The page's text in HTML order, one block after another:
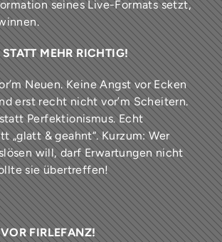
seines Live-Formats setzt,
MEHR RICHTIG!
Neuen. Keine Angst vor Ecken
erst recht nicht vor’m Scheitern.
Perfektionismus. Echt
„glatt & geahnt“. Kurzum: Wer
will, darf Erwartungen nicht
sie übertreffen!
FIRLEFANZ!